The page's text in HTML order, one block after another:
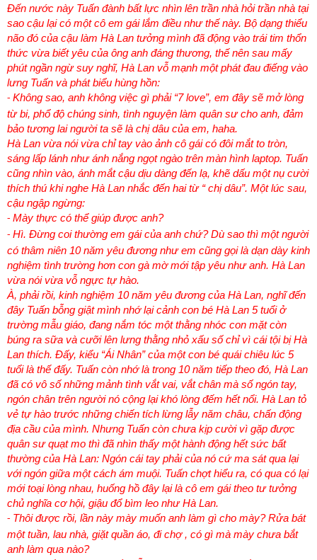
Đến nước này Tuấn đành bất lực nhìn lên trần nhà hỏi trần nhà tại
sao cậu lại có một cô em gái lắm điều như thế này. Bộ dạng thiểu
não đó của cậu làm Hà Lan tưởng mình đã động vào trái tim thổn
thức vừa biết yêu của ông anh đáng thương, thế nên sau mấy
phút ngần ngừ suy nghĩ, Hà Lan vỗ mạnh một phát đau điếng vào
lưng Tuấn và phát biểu hùng hồn:
- Không sao, anh không việc gì phải “7 love”, em đây sẽ mở lòng
từ bi, phổ độ chúng sinh, tình nguyện làm quân sư cho anh, đảm
bảo tương lai người ta sẽ là chị dâu của em, haha.
Hà Lan vừa nói vừa chỉ tay vào ảnh cô gái có đôi mắt to tròn,
sáng lấp lánh như ánh nắng ngọt ngào trên màn hình laptop. Tuấn
cũng nhìn vào, ánh mắt cậu dịu dàng đến lạ, khẽ dấu một nụ cười
thích thú khi nghe Hà Lan nhắc đến hai từ “ chị dâu”. Một lúc sau,
cậu ngập ngừng:
- Mày thực có thể giúp được anh?
- Hì. Đừng coi thường em gái của anh chứ? Dù sao thì một người
có thâm niên 10 năm yêu đương như em cũng gọi là dạn dày kinh
nghiệm tình trường hơn con gà mờ mới tập yêu như anh. Hà Lan
vừa nói vừa vỗ ngực tự hào.
À, phải rồi, kinh nghiệm 10 năm yêu đương của Hà Lan, nghĩ đến
đây Tuấn bỗng giật mình nhớ lại cảnh con bé Hà Lan 5 tuổi ở
trường mẫu giáo, đang nắm tóc một thằng nhóc con mặt còn
búng ra sữa và cưỡi lên lưng thằng nhỏ xấu số chỉ vì cái tội bị Hà
Lan thích. Đấy, kiểu “Ái Nhân” của một con bé quái chiêu lúc 5
tuổi là thế đấy. Tuấn còn nhớ là trong 10 năm tiếp theo đó, Hà Lan
đã có vô số những mảnh tình vắt vai, vắt chân mà số ngón tay,
ngón chân trên người nó cộng lại khó lòng đếm hết nổi. Hà Lan tỏ
vẻ tự hào trước những chiến tích lừng lẫy năm châu, chấn động
địa cầu của mình. Nhưng Tuấn còn chưa kịp cười vì gặp được
quân sư quạt mo thì đã nhìn thấy một hành động hết sức bất
thường của Hà Lan: Ngón cái tay phải của nó cứ ma sát qua lại
với ngón giữa một cách ám muội. Tuấn chợt hiểu ra, có qua có lại
mới toại lòng nhau, huống hồ đây lại là cô em gái theo tư tưởng
chủ nghĩa cơ hội, giậu đổ bìm leo như Hà Lan.
- Thôi được rồi, lần này mày muốn anh làm gì cho mày? Rửa bát
một tuần, lau nhà, giặt quần áo, đi chợ , có gì mà mày chưa bắt
anh làm qua nào?